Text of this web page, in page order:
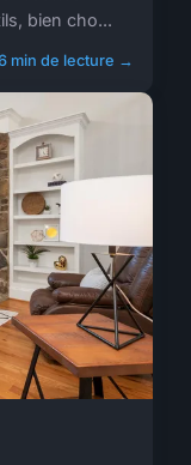
bien cho...
min de lecture →